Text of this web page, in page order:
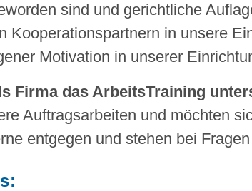
sind und gerichtliche
Kooperationspartnern in unsere
Motivation in unserer
Firma das ArbeitsTraining
Auftragsarbeiten und möchten
entgegen und stehen bei